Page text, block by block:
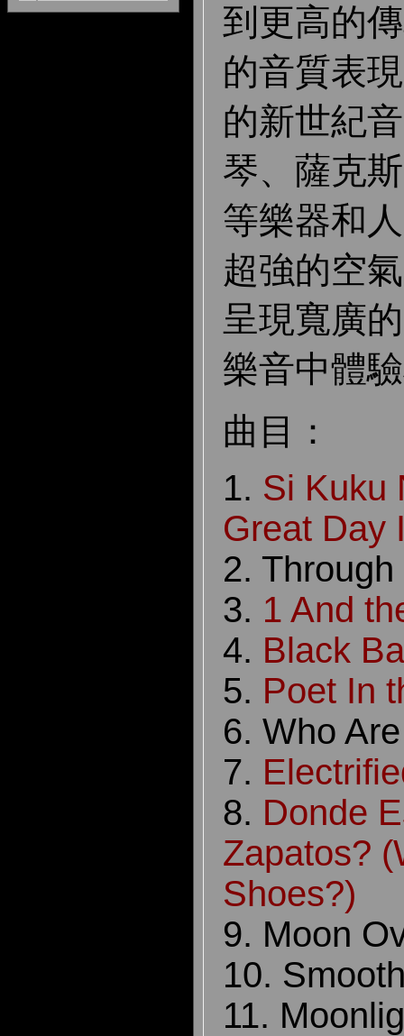
到更高的
的音質表
的新世紀
琴、薩克
等樂器和
超強的空
呈現寬廣
樂音中體
曲目：
1. Si Kuku
Great Day
2.
3. 1 And
4. Black
5. Poet In
6. Who
7.
8. Donde
Zapatos?
Shoes?)
9. Moon
10.
11.